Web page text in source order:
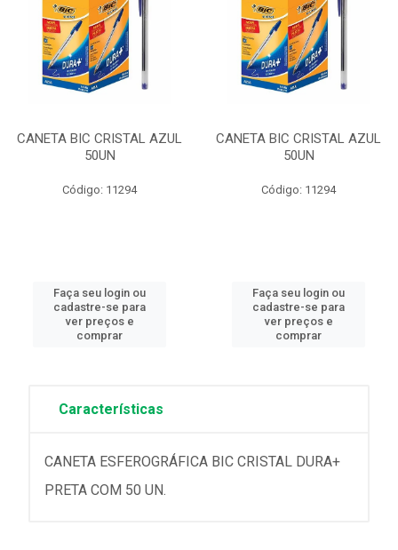
CANETA BIC CRISTAL AZUL
50UN
Código: 11294
Faça seu login ou
cadastre-se para
ver preços e
comprar
CANETA BIC CRISTAL AZUL
50UN
Código: 11294
Faça seu login ou
cadastre-se para
ver preços e
comprar
Características
CANETA ESFEROGRÁFICA BIC CRISTAL DURA+
PRETA COM 50 UN.